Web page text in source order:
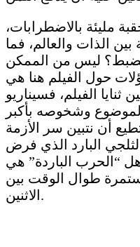
مليئة بالاضطرابات،
الذات والعالم، فما
ليس من الممكن
حول الفيلم هنا هي
الفيلم، فسيناريو
وشخوصه بأكبر
أن نتبين سر الأزمة
البارد الذي فرض
“الحرب الباردة” هي
طوال الوقت بين
الاثنين.